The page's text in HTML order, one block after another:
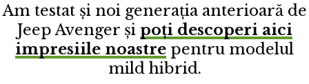
Am testat și noi generația anterioară de
Jeep Avenger și poți descoperi aici
impresiile noastre pentru modelul
mild hibrid.